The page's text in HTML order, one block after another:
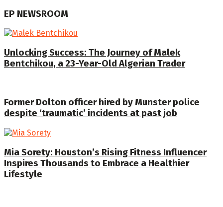
EP NEWSROOM
Unlocking Success: The Journey of Malek
Bentchikou, a 23-Year-Old Algerian Trader
Former Dolton officer hired by Munster police
despite ‘traumatic’ incidents at past job
Mia Sorety: Houston’s Rising Fitness Influencer
Inspires Thousands to Embrace a Healthier
Lifestyle